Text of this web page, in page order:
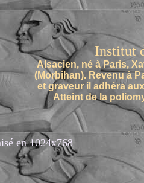
Avec
Institut
Alsacien, né à Paris,
Revenu à Paris
et graveur il adhéra
de la poliomyélite il
en 1024x768